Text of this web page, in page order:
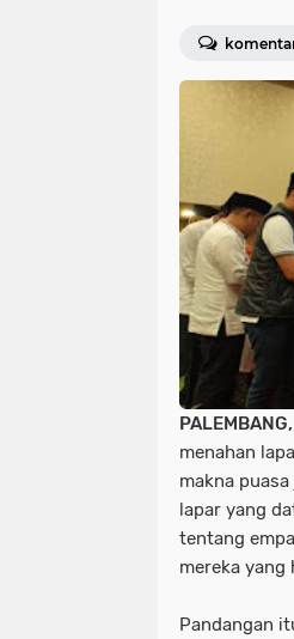
menahan
makna
lapar yang
tentang
mereka yang
Pandangan